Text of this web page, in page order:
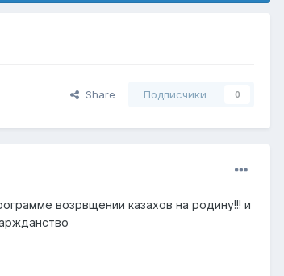
Share Подписчики 0
возрвщении казахов на родину!!! и